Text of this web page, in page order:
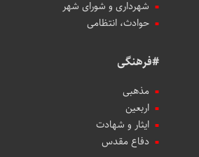
شهرداری و شورای شهر
حوادث، انتظامی
#فرهنگی
مذهبی
اربعین
ایثار و شهادت
دفاع مقدس